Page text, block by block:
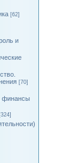
[62]
и
[70]
финансы
[324]